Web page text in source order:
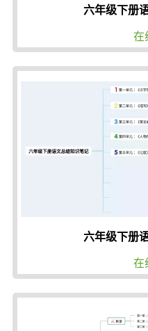
六年级下册
在
六年级下册
在